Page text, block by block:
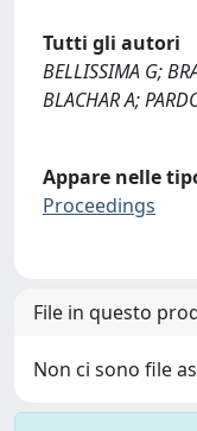
Tutti gli autori
BELLISSIMA G;
BLACHAR A;
Appare nelle
Proceedings
File in questo
Non ci sono file